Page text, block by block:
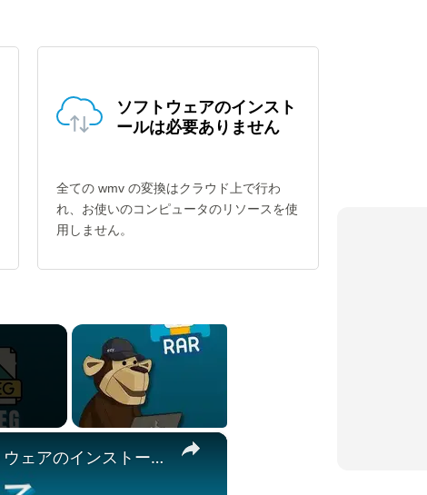
ソフトウェアのインスト
ールは必要ありません
全ての wmv の変換はクラウド上で行わ
れ、お使いのコンピュータのリソースを使
用しません。
×
🖼️ TIFFをJPEGにオンラインで無料変換する方法 | ソフトウェアのインストール不要